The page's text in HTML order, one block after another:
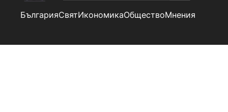
БългарияСвятИкономикаОбществоМнения